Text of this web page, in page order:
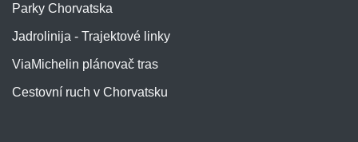
Parky Chorvatska
Jadrolinija - Trajektové linky
ViaMichelin plánovač tras
Cestovní ruch v Chorvatsku